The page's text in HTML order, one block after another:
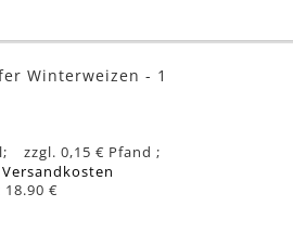
Winterweizen - 1
0,15 €
Versandkosten
€